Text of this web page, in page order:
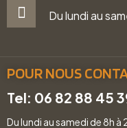
Du lundi au
POUR NOUS
Tel: 06 82 88 45
Du lundi au samedi de 8h à